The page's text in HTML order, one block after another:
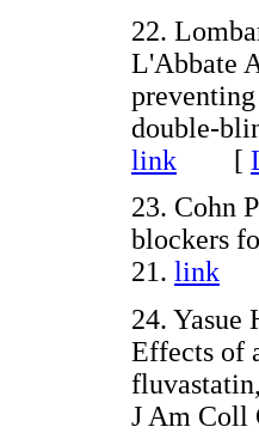
22.
L'Abbate
double-
link [
23. Cohn
blockers
21. link
24. Yasue
Effects of
J Am Coll